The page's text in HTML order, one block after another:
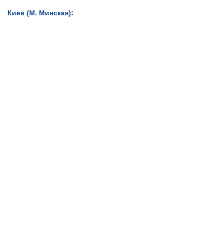
Киев (М. Минская):